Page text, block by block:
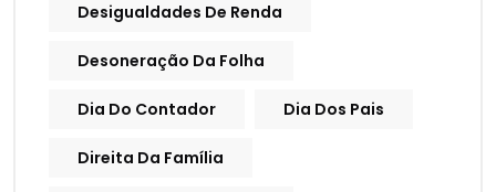
Desigualdades De Renda
Desoneração Da Folha
Dia Do Contador Dia Dos Pais
Direita Da Família